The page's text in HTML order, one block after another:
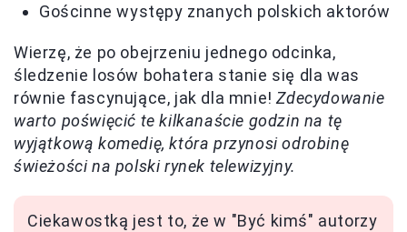
Gościnne występy znanych polskich aktorów
Wierzę, że po obejrzeniu jednego odcinka,
śledzenie losów bohatera stanie się dla was
równie fascynujące, jak dla mnie!Zdecydowanie
warto poświęcić te kilkanaście godzin na tę
wyjątkową komedię, która przynosi odrobinę
świeżości na polski rynek telewizyjny.
Ciekawostką jest to, że w "Być kimś" autorzy